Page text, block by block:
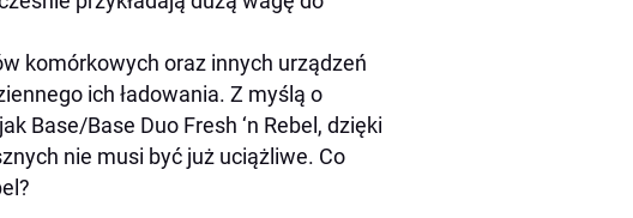
komórkowych oraz innych urządzeń
ich ładowania. Z myślą o
Base/Base Duo Fresh ‘n Rebel, dzięki
nie musi być już uciążliwe. Co